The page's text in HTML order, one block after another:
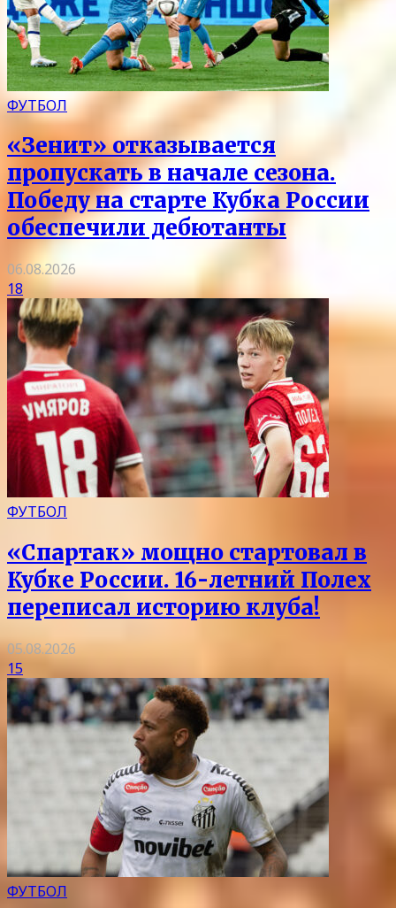
ФУТБОЛ
«Зенит» отказывается
пропускать в начале сезона.
Победу на старте Кубка России
обеспечили дебютанты
06.08.2026
18
ФУТБОЛ
«Спартак» мощно стартовал в
Кубке России. 16-летний Полех
переписал историю клуба!
05.08.2026
15
ФУТБОЛ